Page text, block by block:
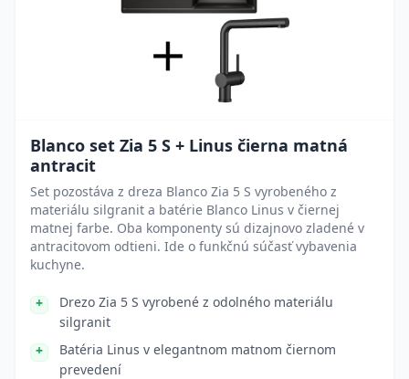
Blanco set Zia 5 S + Linus čierna matná
antracit
Set pozostáva z dreza Blanco Zia 5 S vyrobeného z
materiálu silgranit a batérie Blanco Linus v čiernej
matnej farbe. Oba komponenty sú dizajnovo zladené v
antracitovom odtieni. Ide o funkčnú súčasť vybavenia
kuchyne.
Drezo Zia 5 S vyrobené z odolného materiálu
silgranit
Batéria Linus v elegantnom matnom čiernom
prevedení